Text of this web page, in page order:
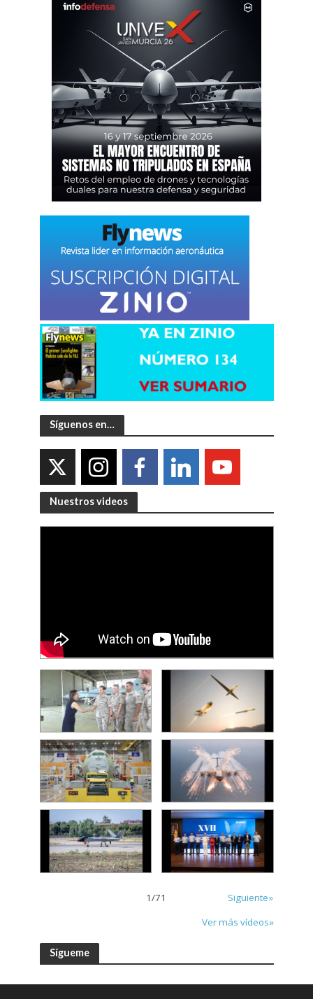
Síguenos en…
Nuestros videos
1/71
Siguiente»
Ver más vídeos»
Sígueme